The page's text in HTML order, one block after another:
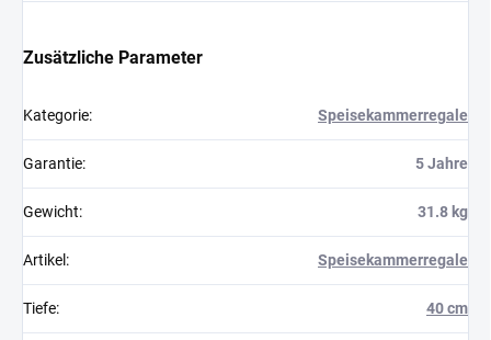
Zusätzliche Parameter
Kategorie: Speisekammerregale
Garantie: 5 Jahre
Gewicht: 31.8 kg
Artikel : Speisekammerregale
Tiefe: 40 cm